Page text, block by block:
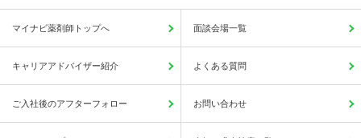
マイナビ薬剤師トップへ 面談会場一覧
キャリアアドバイザー紹介 よくある質問
ご入社後のアフターフォロー お問い合わせ